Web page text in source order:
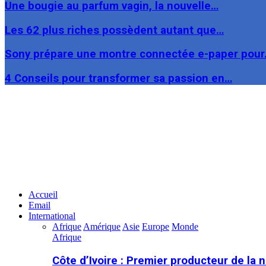
Une bougie au parfum vagin, la nouvelle…
Les 62 plus riches possèdent autant que…
Sony prépare une montre connectée e-paper
4 Conseils pour transformer sa passion en…
Accueil
Email
International
Afrique Amérique Asie Europe Monde
Afrique
Côte d’Ivoire : Premier producteur de la